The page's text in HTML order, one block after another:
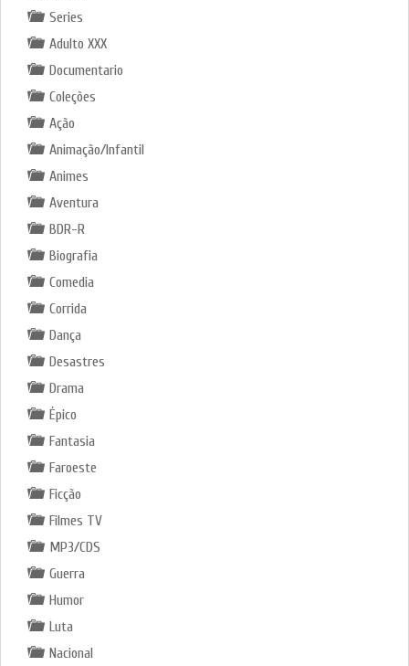
Series
Adulto XXX
Documentario
Coleções
Ação
Animação/Infantil
Animes
Aventura
BDR-R
Biografia
Comedia
Corrida
Dança
Desastres
Drama
Épico
Fantasia
Faroeste
Ficção
Filmes TV
MP3/CDS
Guerra
Humor
Luta
Nacional